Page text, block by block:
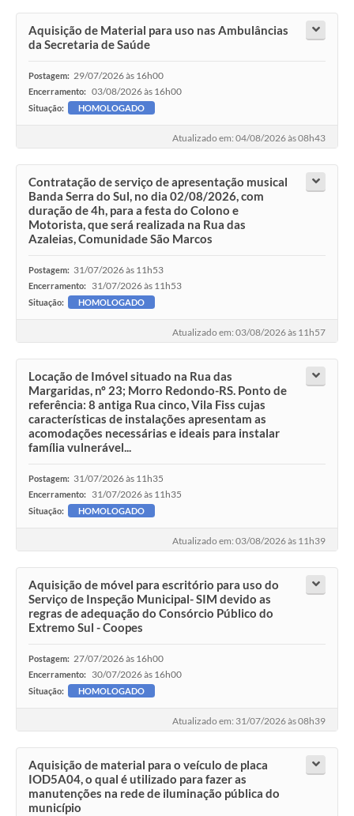
Aquisição de Material para uso nas Ambulâncias
da Secretaria de Saúde
Postagem: 29/07/2026 às 16h00
Encerramento: 03/08/2026 às 16h00
Situação: HOMOLOGADO
Atualizado em: 04/08/2026 às 08h43
Contratação de serviço de apresentação musical
Banda Serra do Sul, no dia 02/08/2026, com
duração de 4h, para a festa do Colono e
Motorista, que será realizada na Rua das
Azaleias, Comunidade São Marcos
Postagem: 31/07/2026 às 11h53
Encerramento: 31/07/2026 às 11h53
Situação: HOMOLOGADO
Atualizado em: 03/08/2026 às 11h57
Locação de Imóvel situado na Rua das
Margaridas, nº 23; Morro Redondo-RS. Ponto de
referência: 8 antiga Rua cinco, Vila Fiss cujas
características de instalações apresentam as
acomodações necessárias e ideais para instalar
família vulnerável...
Postagem: 31/07/2026 às 11h35
Encerramento: 31/07/2026 às 11h35
Situação: HOMOLOGADO
Atualizado em: 03/08/2026 às 11h39
Aquisição de móvel para escritório para uso do
Serviço de Inspeção Municipal- SIM devido as
regras de adequação do Consórcio Público do
Extremo Sul - Coopes
Postagem: 27/07/2026 às 16h00
Encerramento: 30/07/2026 às 16h00
Situação: HOMOLOGADO
Atualizado em: 31/07/2026 às 08h39
Aquisição de material para o veículo de placa
IOD5A04, o qual é utilizado para fazer as
manutenções na rede de iluminação pública do
município